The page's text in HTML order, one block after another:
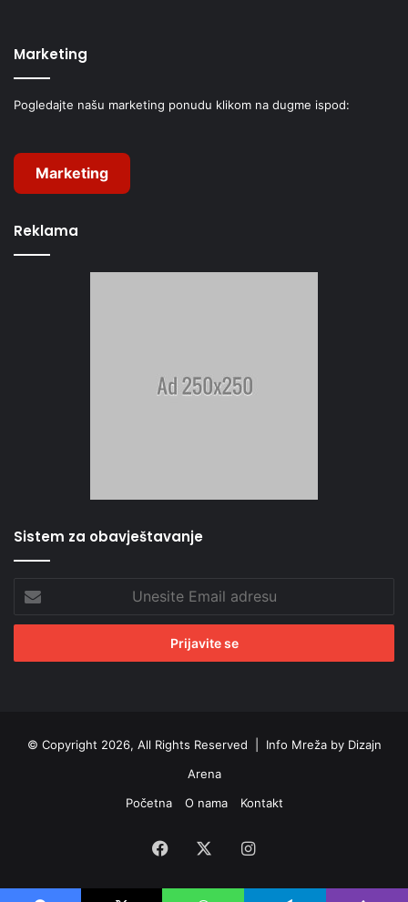
Marketing
Pogledajte našu marketing ponudu klikom na dugme ispod:
Marketing
Reklama
Sistem za obavještavanje
Unesite
Email
adresu
© Copyright 2026, All Rights Reserved | Info Mreža by Dizajn
Arena
Početna
O nama Kontakt
Facebook Instagram